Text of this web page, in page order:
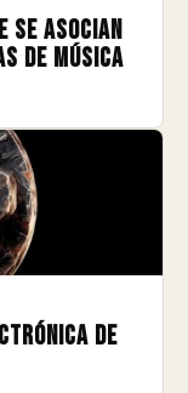
se asocian
de música
de